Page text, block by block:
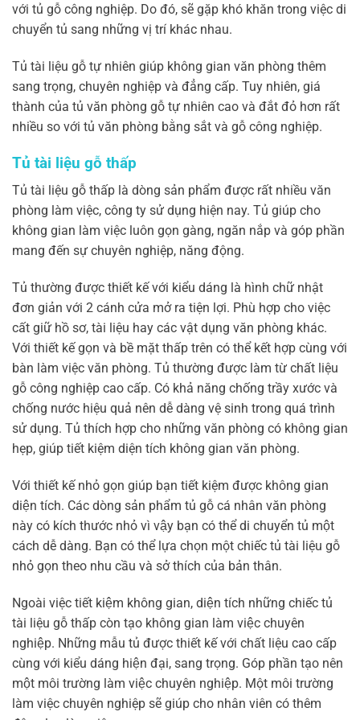
với tủ gỗ công nghiệp. Do đó, sẽ gặp khó khăn trong việc di
chuyển tủ sang những vị trí khác nhau.
Tủ tài liệu gỗ tự nhiên giúp không gian văn phòng thêm
sang trọng, chuyên nghiệp và đẳng cấp. Tuy nhiên, giá
thành của tủ văn phòng gỗ tự nhiên cao và đắt đỏ hơn rất
nhiều so với tủ văn phòng bằng sắt và gỗ công nghiệp.
Tủ tài liệu gỗ thấp
Tủ tài liệu gỗ thấp là dòng sản phẩm được rất nhiều văn
phòng làm việc, công ty sử dụng hiện nay. Tủ giúp cho
không gian làm việc luôn gọn gàng, ngăn nắp và góp phần
mang đến sự chuyên nghiệp, năng động.
Tủ thường được thiết kế với kiểu dáng là hình chữ nhật
đơn giản với 2 cánh cửa mở ra tiện lợi. Phù hợp cho việc
cất giữ hồ sơ, tài liệu hay các vật dụng văn phòng khác.
Với thiết kế gọn và bề mặt thấp trên có thể kết hợp cùng với
bàn làm việc văn phòng. Tủ thường được làm từ chất liệu
gỗ công nghiệp cao cấp. Có khả năng chống trầy xước và
chống nước hiệu quả nên dễ dàng vệ sinh trong quá trình
sử dụng. Tủ thích hợp cho những văn phòng có không gian
hẹp, giúp tiết kiệm diện tích không gian văn phòng.
Với thiết kế nhỏ gọn giúp bạn tiết kiệm được không gian
diện tích. Các dòng sản phẩm tủ gỗ cá nhân văn phòng
này có kích thước nhỏ vì vậy bạn có thể di chuyển tủ một
cách dễ dàng. Bạn có thể lựa chọn một chiếc tủ tài liệu gỗ
nhỏ gọn theo nhu cầu và sở thích của bản thân.
Ngoài việc tiết kiệm không gian, diện tích những chiếc tủ
tài liệu gỗ thấp còn tạo không gian làm việc chuyên
nghiệp. Những mẫu tủ được thiết kế với chất liệu cao cấp
cùng với kiểu dáng hiện đại, sang trọng. Góp phần tạo nên
một môi trường làm việc chuyên nghiệp. Một môi trường
làm việc chuyên nghiệp sẽ giúp cho nhân viên có thêm